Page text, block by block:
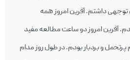
داشتم. آفرین امروز همه
آفرین امروز دو ساعت مطالعه مفید
پرتحمل و بردبار بودم. در طول روز مدام